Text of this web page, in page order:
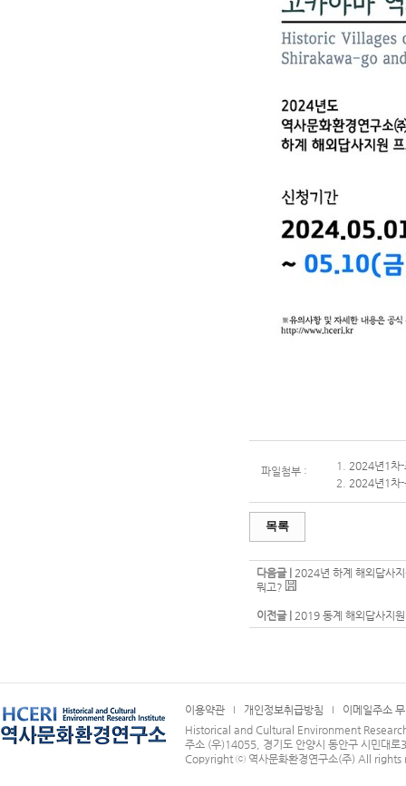
파일첨부 : 1. 2024년1차
2. 2024년1차
목록
다음글 | 2024년 하계 해외답사
뭐고?
이전글 | 2019 동계 해외답사지
이용약관 개인정보취급방침
이메일주소
Historical and Cultural Environment
주소 (우)14055, 경기도 안양시 동안구 시민대
Copyright ⓒ 역사문화환경연구소(주) All rights